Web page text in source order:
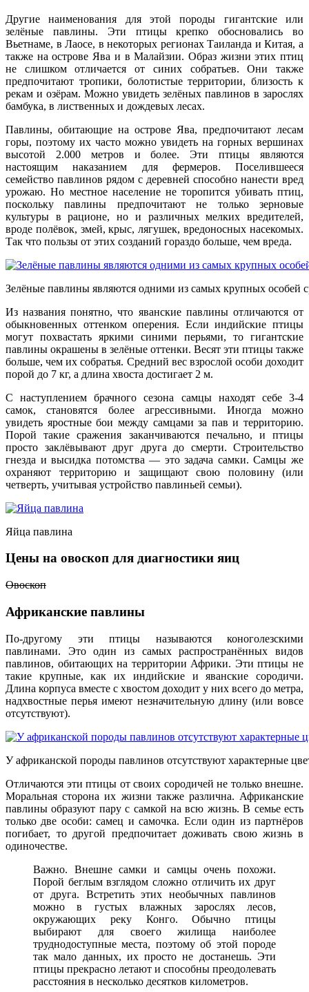
Другие наименования для этой породы гигантские или
зелёные павлины. Эти птицы крепко обосновались во
Вьетнаме, в Лаосе, в некоторых регионах Таиланда и Китая, а
также на острове Ява и в Малайзии. Образ жизни этих птиц
не слишком отличается от синих собратьев. Они также
предпочитают тропики, болотистые территории, близость к
рекам и озёрам. Можно увидеть зелёных павлинов в зарослях
бамбука, в лиственных и дождевых лесах.
Павлины, обитающие на острове Ява, предпочитают лесам
горы, поэтому их часто можно увидеть на горных вершинах
высотой 2.000 метров и более. Эти птицы являются
настоящим наказанием для фермеров. Поселившееся
семейство павлинов рядом с деревней способно нанести вред
урожаю. Но местное население не торопится убивать птиц,
поскольку павлины предпочитают не только зерновые
культуры в рационе, но и различных мелких вредителей,
вроде полёвок, змей, крыс, лягушек, вредоносных насекомых.
Так что пользы от этих созданий гораздо больше, чем вреда.
Зелёные павлины являются одними из самых крупных особей
Из названия понятно, что яванские павлины отличаются от
обыкновенных оттенком оперения. Если индийские птицы
могут похвастать яркими синими перьями, то гигантские
павлины окрашены в зелёные оттенки. Весят эти птицы также
больше, чем их собратья. Средний вес взрослой особи доходит
порой до 7 кг, а длина хвоста достигает 2 м.
С наступлением брачного сезона самцы находят себе 3-4
самок, становятся более агрессивными. Иногда можно
увидеть яростные бои между самцами за пав и территорию.
Порой такие сражения заканчиваются печально, и птицы
просто заклёвывают друг друга до смерти. Строительство
гнезда и высидка потомства — это задача самки. Самцы же
охраняют территорию и защищают свою половину (или
четверть, учитывая устройство павлиньей семьи).
Яйца павлина
Цены на овоскоп для диагностики яиц
Овоскоп
Африканские павлины
По-другому эти птицы называются коноголезскими
павлинами. Это один из самых распространённых видов
павлинов, обитающих на территории Африки. Эти птицы не
такие крупные, как их индийские и яванские сородичи.
Длина корпуса вместе с хвостом доходит у них всего до метра,
надхвостные перья имеют незначительную длину (или вовсе
отсутствуют).
У африканской породы павлинов отсутствуют характерные
Отличаются эти птицы от своих сородичей не только внешне.
Моральная сторона их жизни также различна. Африканские
павлины образуют пару с самкой на всю жизнь. В семье есть
только две особи: самец и самочка. Если один из партнёров
погибает, то другой предпочитает доживать свою жизнь в
одиночестве.
Важно. Внешне самки и самцы очень похожи.
Порой беглым взглядом сложно отличить их друг
от друга. Встретить этих необычных павлинов
можно в густых влажных зарослях лесов,
окружающих реку Конго. Обычно птицы
выбирают для своего жилища наиболее
труднодоступные места, поэтому об этой породе
так мало данных, их просто не достанешь. Эти
птицы прекрасно летают и способны преодолевать
расстояния в несколько десятков километров.